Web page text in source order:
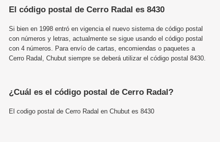
El código postal de Cerro Radal es 8430
Si bien en 1998 entró en vigencia el nuevo sistema de código postal
con números y letras, actualmente se sigue usando el código postal
con 4 números. Para envío de cartas, encomiendas o paquetes a
Cerro Radal, Chubut siempre se deberá utilizar el código postal 8430.
¿Cuál es el código postal de Cerro Radal?
El codigo postal de Cerro Radal en Chubut es 8430